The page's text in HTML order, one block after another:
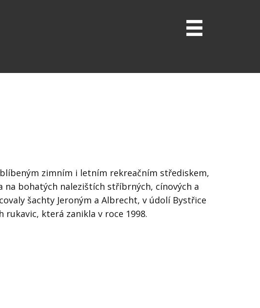
zimním i letním rekreačním střediskem,
bohatých nalezištích stříbrných, cínových a
šachty Jeroným a Albrecht, v údolí Bystřice
která zanikla v roce 1998.